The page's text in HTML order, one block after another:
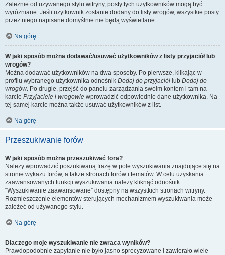
Zależnie od używanego stylu witryny, posty tych użytkowników mogą być
wyróżniane. Jeśli użytkownik zostanie dodany do listy wrogów, wszystkie posty
przez niego napisane domyślnie nie będą wyświetlane.
Na górę
W jaki sposób można dodawać/usuwać użytkowników z listy przyjaciół lub
wrogów?
Można dodawać użytkowników na dwa sposoby. Po pierwsze, klikając w
profilu wybranego użytkownika odnośnik Dodaj do przyjaciół lub Dodaj do
wrogów. Po drugie, przejść do panelu zarządzania swoim kontem i tam na
karcie Przyjaciele i wrogowie wprowadzić odpowiednie dane użytkownika. Na
tej samej karcie można także usuwać użytkowników z list.
Na górę
Przeszukiwanie forów
W jaki sposób można przeszukiwać fora?
Należy wprowadzić poszukiwaną frazę w pole wyszukiwania znajdujące się na
stronie wykazu forów, a także stronach forów i tematów. W celu uzyskania
zaawansowanych funkcji wyszukiwania należy kliknąć odnośnik
“Wyszukiwanie zaawansowane” dostępny na wszystkich stronach witryny.
Rozmieszczenie elementów sterujących mechanizmem wyszukiwania może
zależeć od używanego stylu.
Na górę
Dlaczego moje wyszukiwanie nie zwraca wyników?
Prawdopodobnie zapytanie nie było jasno sprecyzowane i zawierało wiele